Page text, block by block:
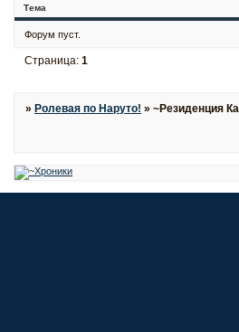
Тема
Форум пуст.
Страница:1
»Ролевая по Наруто! »~Резиденция